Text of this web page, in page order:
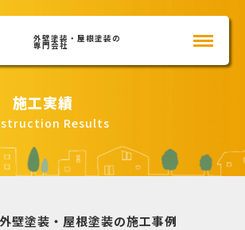
外壁塗装・屋根塗装の
専門会社
施工実績
Results
壁塗装・屋根塗装の施工事例